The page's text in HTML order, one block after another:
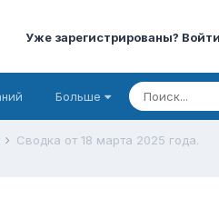
Уже зарегистрированы?
Больше
Сводка от 18 марта 2025 года.